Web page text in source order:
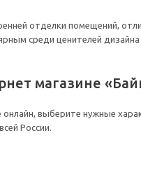
отделки помещений,
среди ценителей
магазине
выберите нужные
России.